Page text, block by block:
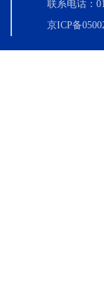
联系电话：
京ICP备